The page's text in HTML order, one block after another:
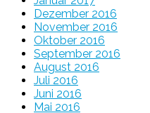
Dezember 2016
November 2016
Oktober 2016
September 2016
August 2016
Juli 2016
Juni 2016
Mai 2016